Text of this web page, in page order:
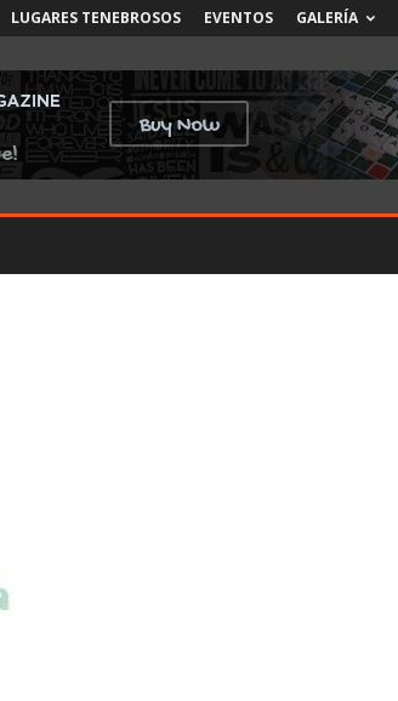
LUGARES TENEBROSOS EVENTOS GALERÍA